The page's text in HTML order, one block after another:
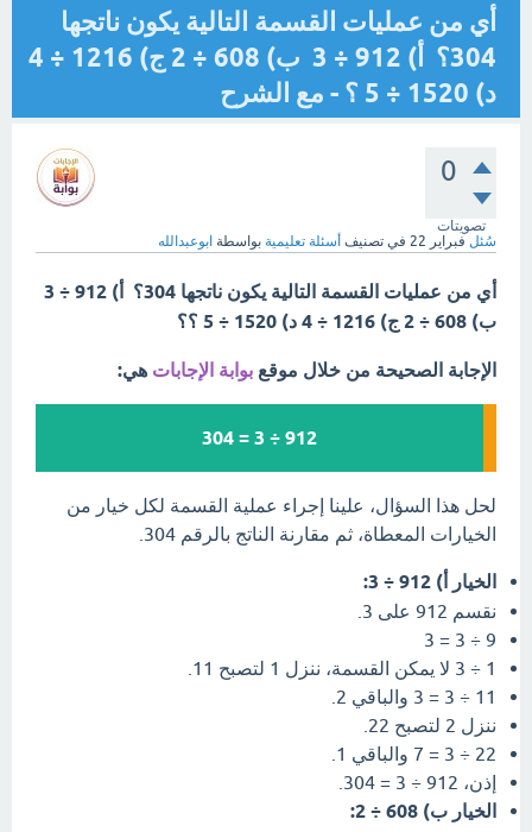
أي من عمليات القسمة التالية يكون ناتجها
304؟ أ) 912 ÷ 3 ب) 608 ÷ 2 ج) 1216 ÷ 4
د) 1520 ÷ 5 ؟ - مع الشرح
0
تصويتات
سُئل فبراير 22 في تصنيف أسئلة تعليمية بواسطة ابوعبدالله
ب) 608 ÷ 2 ج) 1216 ÷ 4 د) 1520 ÷ 5 ؟؟
الإجابة الصحيحة من خلال موقع بوابة الإجابات هي:
912 ÷ 3 = 304
لحل هذا السؤال، علينا إجراء عملية القسمة لكل خيار من
الخيارات المعطاة، ثم مقارنة الناتج بالرقم 304.
الخيار أ) 912 ÷ 3:
نقسم 912 على 3.
9 ÷ 3 = 3
1 ÷ 3 لا يمكن القسمة، ننزل 1 لتصبح 11.
11 ÷ 3 = 3 والباقي 2.
ننزل 2 لتصبح 22.
22 ÷ 3 = 7 والباقي 1.
إذن، 912 ÷ 3 = 304.
الخيار ب) 608 ÷ 2: